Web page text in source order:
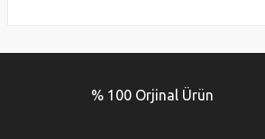
Görüş ve önerileriniz için teşekkür ederiz.
% 100 Orjinal Ürün